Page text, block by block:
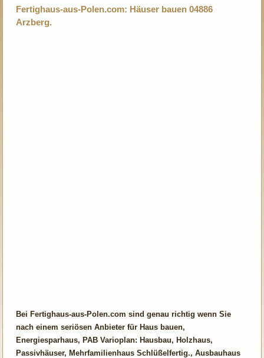
Fertighaus-aus-Polen.com: Häuser bauen 04886
Arzberg.
Bei Fertighaus-aus-Polen.com sind genau richtig wenn Sie
nach einem seriösen Anbieter für Haus bauen,
Energiesparhaus, PAB Varioplan: Hausbau, Holzhaus,
Passivhäuser, Mehrfamilienhaus Schlüßelfertig., Ausbauhaus